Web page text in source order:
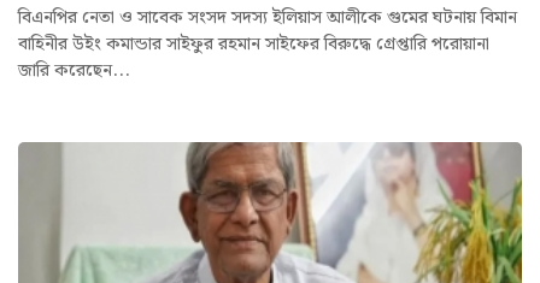
বিএনপির নেতা ও সাবেক সংসদ সদস্য ইলিয়াস আলীকে গুমের ঘটনায় বিমান
বাহিনীর উইং কমান্ডার সাইফুর রহমান সাইফের বিরুদ্ধে গ্রেপ্তারি পরোয়ানা
জারি করেছেন...